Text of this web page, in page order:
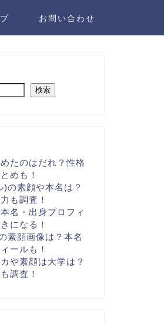
お問い合わせ
検索
たのはだれ？性格
めも！
の素顔や本名は？
も調査！
名・出身プロフィ
になる！
素顔画像は？本名
ールも！
や素顔は大学は？
調査！